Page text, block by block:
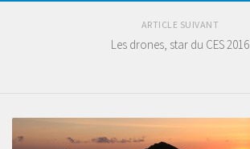
ARTICLE SUIVANT
Les drones, star du CES 2016